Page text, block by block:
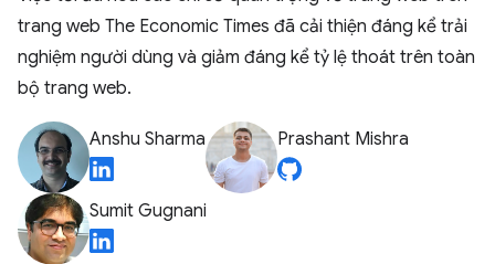
trang web The Economic Times đã cải thiện đáng kể trải
nghiệm người dùng và giảm đáng kể tỷ lệ thoát trên toàn
bộ trang web.
Anshu Sharma Prashant Mishra
Sumit Gugnani